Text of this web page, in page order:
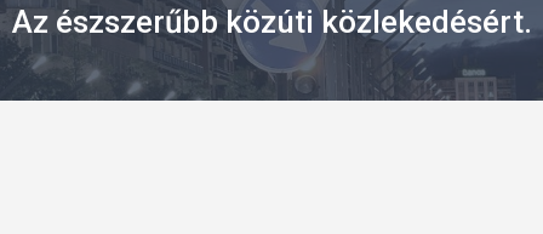
Az észszerűbb közúti közlekedésért.